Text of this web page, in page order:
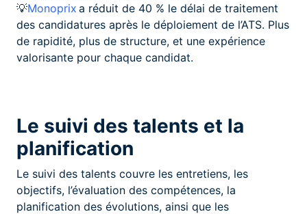
💡Monoprix a réduit de 40 % le délai de traitement
des candidatures après le déploiement de l’ATS. Plus
de rapidité, plus de structure, et une expérience
valorisante pour chaque candidat.
Le suivi des talents et la
planification
Le suivi des talents couvre les entretiens, les
objectifs, l’évaluation des compétences, la
planification des évolutions, ainsi que les